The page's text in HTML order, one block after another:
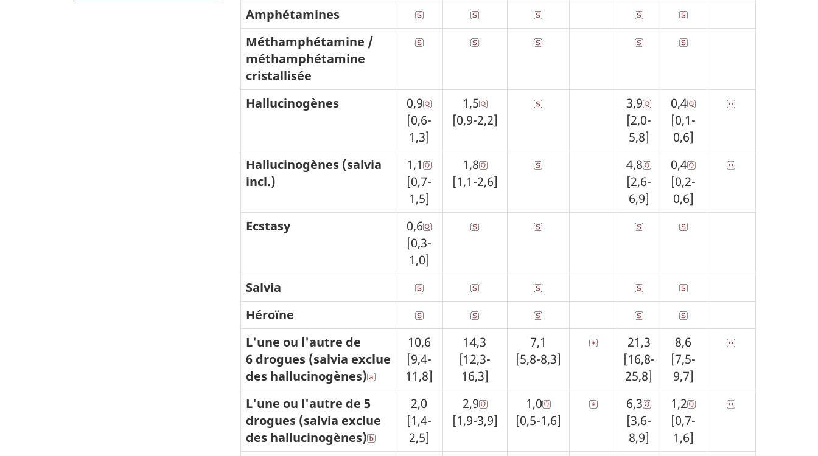
Amphétamines
Méthamphétamine /
méthamphétamine
cristallisée
Hallucinogènes
0,9
[0,6-
1,3]
1,5
[0,9-2,2]
3,9
[2,0-
5,8]
0,4
[0,1-
0,6]
Hallucinogènes (salvia
incl.)
1,1
[0,7-
1,5]
1,8
[1,1-2,6]
4,8
[2,6-
6,9]
0,4
[0,2-
0,6]
Ecstasy
0,6
[0,3-
1,0]
Salvia
Héroïne
L'une ou l'autre de
6 drogues (salvia exclue
des hallucinogènes)
10,6
[9,4-
11,8]
14,3
[12,3-
16,3]
7,1
[5,8-8,3]
21,3
[16,8-
25,8]
8,6
[7,5-
9,7]
L'une ou l'autre de 5
drogues (salvia exclue
des hallucinogènes)
2,0
[1,4-
2,5]
2,9
[1,9-3,9]
1,0
[0,5-1,6]
6,3
[3,6-
8,9]
1,2
[0,7-
1,6]